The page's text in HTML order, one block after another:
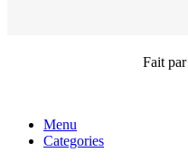
Fait par
Menu
Categories